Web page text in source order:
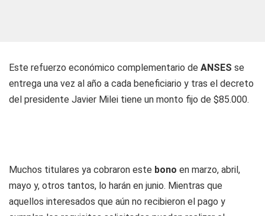
Este refuerzo económico complementario de ANSES se
entrega una vez al año a cada beneficiario y tras el decreto
del presidente Javier Milei tiene un monto fijo de $85.000.
Muchos titulares ya cobraron este bono en marzo, abril,
mayo y, otros tantos, lo harán en junio. Mientras que
aquellos interesados que aún no recibieron el pago y